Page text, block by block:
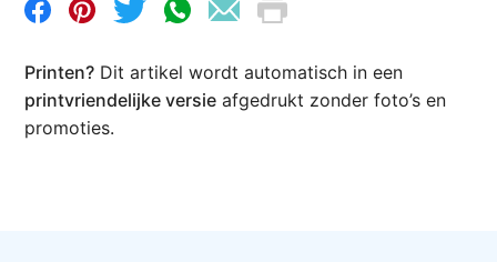
Printen? Dit artikel wordt automatisch in een
printvriendelijke versie afgedrukt zonder foto’s en
promoties.